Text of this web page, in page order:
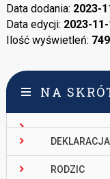
Data dodania: 2023-
Data edycji: 2023-
Ilość wyświetleń: 749
NA
RODZIC